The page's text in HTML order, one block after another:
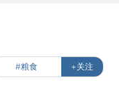
#粮食 +关注